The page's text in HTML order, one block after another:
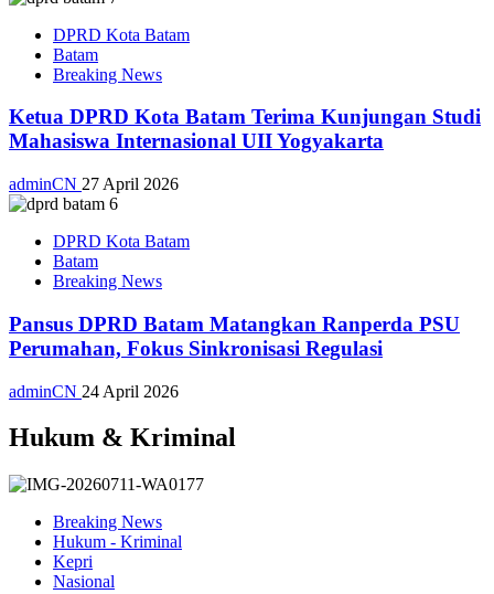
DPRD Kota Batam
Batam
Breaking News
Ketua DPRD Kota Batam Terima Kunjungan Studi
Mahasiswa Internasional UII Yogyakarta
adminCN 27 April 2026
DPRD Kota Batam
Batam
Breaking News
Pansus DPRD Batam Matangkan Ranperda PSU
Perumahan, Fokus Sinkronisasi Regulasi
adminCN 24 April 2026
Hukum & Kriminal
Breaking News
Hukum - Kriminal
Kepri
Nasional